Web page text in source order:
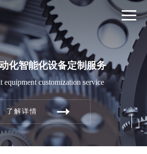
化智能化设备定制服务
equipment customization service
了解详情